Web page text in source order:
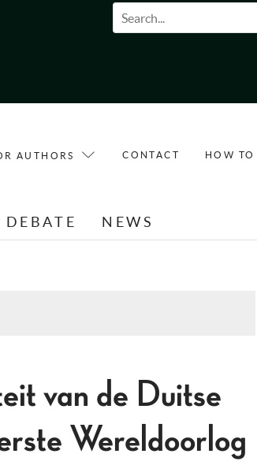
Search form
AUTHORS CONTACT HOW TO
DEBATE NEWS
van de Duitse
Wereldoorlog